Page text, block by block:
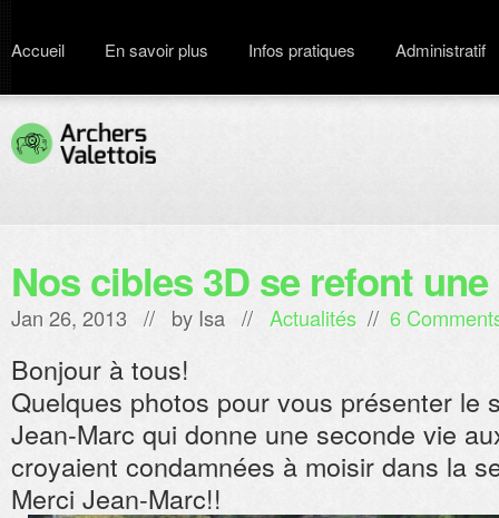
Accueil En savoir plus Infos pratiques Administratif
Nos cibles 3D se refont
Jan 26, 2013 // by Isa // Actualités // 6
Bonjour à tous!
Quelques photos pour vous présenter le
Jean-Marc qui donne une seconde vie
croyaient condamnées à moisir dans la
Merci Jean-Marc!!